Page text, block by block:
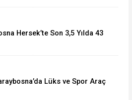
Hersek’te Son 3,5 Yılda 43
Lüks ve Spor Araç